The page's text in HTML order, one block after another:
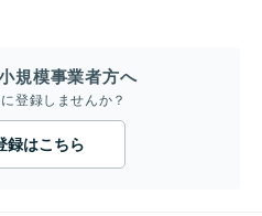
規模事業者方へ
登録しませんか？
録はこちら